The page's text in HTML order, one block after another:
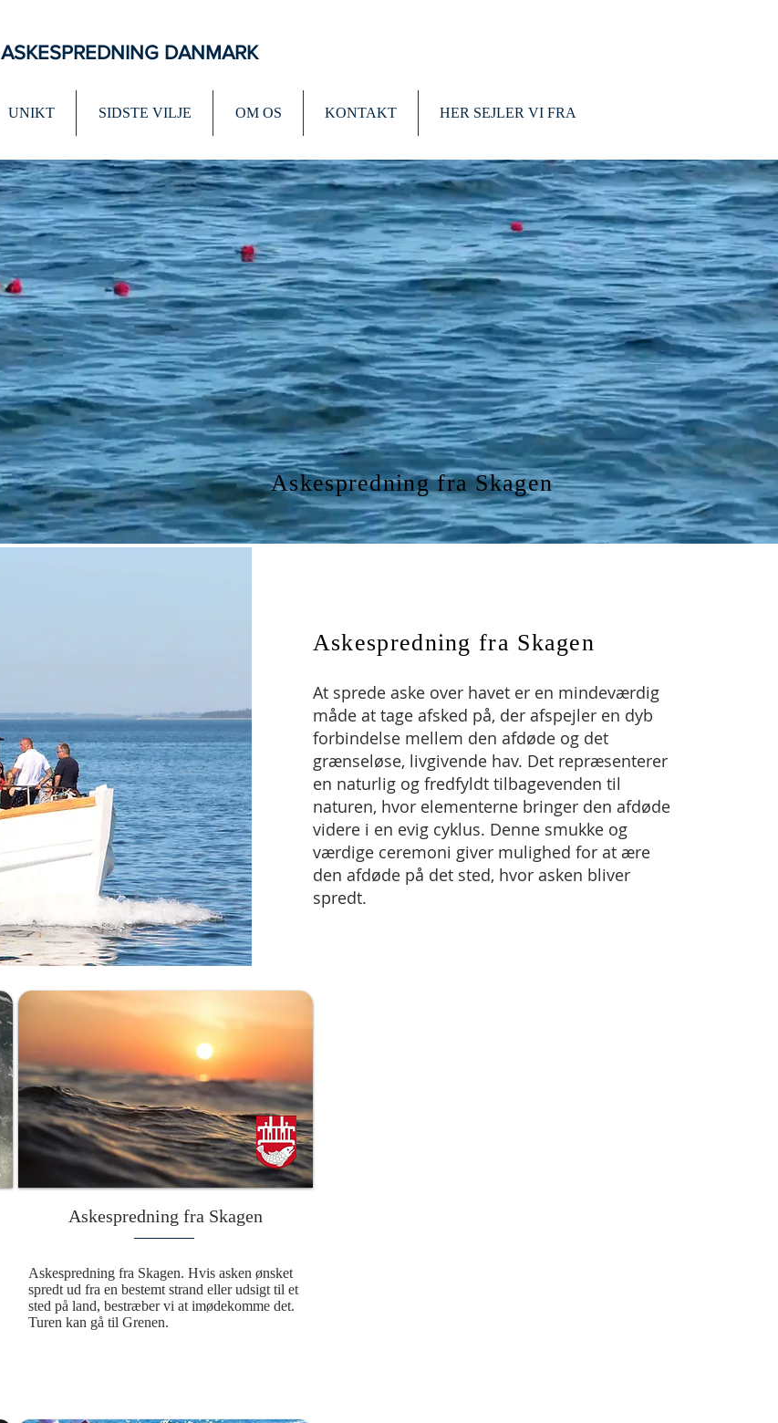
ASKESPREDNING DANMARK
UNIKT SIDSTE VILJE OM OS KONTAKT HER SEJLER VI FRA
Askespredning fra Skagen
Askespredning fra Skagen
At sprede aske over havet er en mindeværdig
måde at tage afsked på, der afspejler en dyb
forbindelse mellem den afdøde og det
grænseløse, livgivende hav. Det repræsenterer
en naturlig og fredfyldt tilbagevenden til
naturen, hvor elementerne bringer den afdøde
videre i en evig cyklus. Denne smukke og
værdige ceremoni giver mulighed for at ære
den afdøde på det sted, hvor asken bliver
spredt.
Askespredning fra Skagen
Askespredning fra Skagen. Hvis asken ønsket
spredt ud fra en bestemt strand eller udsigt til et
sted på land, bestræber vi at imødekomme det.
Turen kan gå til Grenen.